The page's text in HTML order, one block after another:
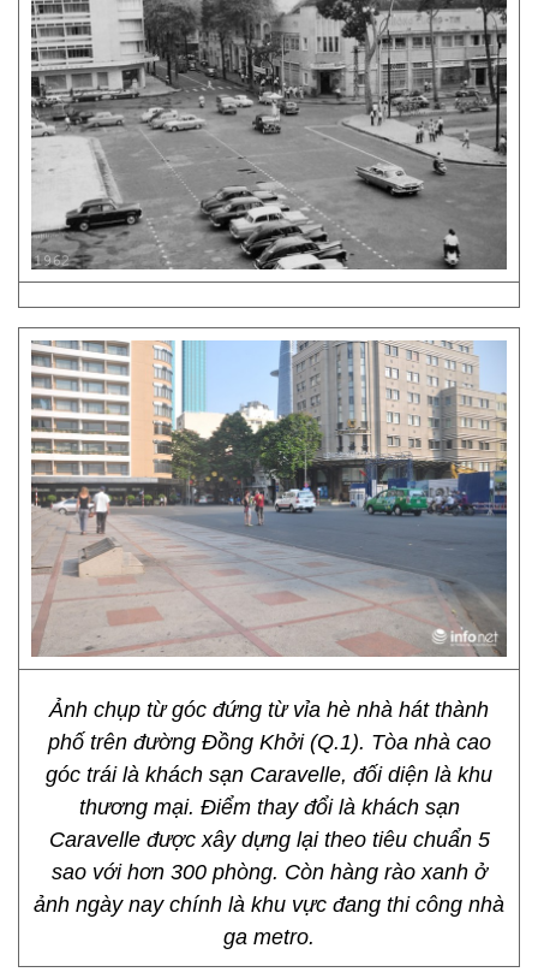
Ảnh chụp từ góc đứng từ vỉa hè nhà hát thành
phố trên đường Đồng Khởi (Q.1). Tòa nhà cao
góc trái là khách sạn Caravelle, đối diện là khu
thương mại. Điểm thay đổi là khách sạn
Caravelle được xây dựng lại theo tiêu chuẩn 5
sao với hơn 300 phòng. Còn hàng rào xanh ở
ảnh ngày nay chính là khu vực đang thi công nhà
ga metro.